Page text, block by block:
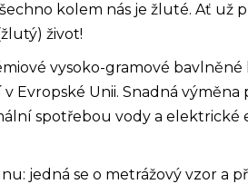
kolem nás je žluté. Ať už
život!
vysoko-gramové
v Evropské Unii. Snadná
spotřebou vody a elektrické
jedná se o metrážový vzor a